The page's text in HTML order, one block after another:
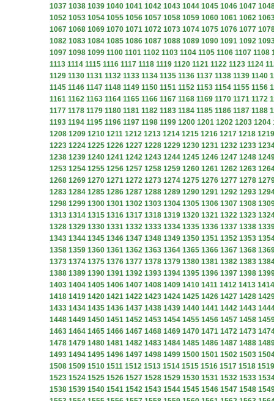
1037 1038 1039 1040 1041 1042 1043 1044 1045 1046 1047
1052 1053 1054 1055 1056 1057 1058 1059 1060 1061 1062
1067 1068 1069 1070 1071 1072 1073 1074 1075 1076 1077
1082 1083 1084 1085 1086 1087 1088 1089 1090 1091 1092
1097 1098 1099 1100 1101 1102 1103 1104 1105 1106 1107 1108
1113 1114 1115 1116 1117 1118 1119 1120 1121 1122 1123 1124
1129 1130 1131 1132 1133 1134 1135 1136 1137 1138 1139 1140
1145 1146 1147 1148 1149 1150 1151 1152 1153 1154 1155 1156
1161 1162 1163 1164 1165 1166 1167 1168 1169 1170 1171 1172
1177 1178 1179 1180 1181 1182 1183 1184 1185 1186 1187 1188
1193 1194 1195 1196 1197 1198 1199 1200 1201 1202 1203 1204
1208 1209 1210 1211 1212 1213 1214 1215 1216 1217 1218 1219
1223 1224 1225 1226 1227 1228 1229 1230 1231 1232 1233
1238 1239 1240 1241 1242 1243 1244 1245 1246 1247 1248
1253 1254 1255 1256 1257 1258 1259 1260 1261 1262 1263
1268 1269 1270 1271 1272 1273 1274 1275 1276 1277 1278
1283 1284 1285 1286 1287 1288 1289 1290 1291 1292 1293
1298 1299 1300 1301 1302 1303 1304 1305 1306 1307 1308
1313 1314 1315 1316 1317 1318 1319 1320 1321 1322 1323
1328 1329 1330 1331 1332 1333 1334 1335 1336 1337 1338
1343 1344 1345 1346 1347 1348 1349 1350 1351 1352 1353
1358 1359 1360 1361 1362 1363 1364 1365 1366 1367 1368
1373 1374 1375 1376 1377 1378 1379 1380 1381 1382 1383
1388 1389 1390 1391 1392 1393 1394 1395 1396 1397 1398
1403 1404 1405 1406 1407 1408 1409 1410 1411 1412 1413 1414
1418 1419 1420 1421 1422 1423 1424 1425 1426 1427 1428
1433 1434 1435 1436 1437 1438 1439 1440 1441 1442 1443
1448 1449 1450 1451 1452 1453 1454 1455 1456 1457 1458
1463 1464 1465 1466 1467 1468 1469 1470 1471 1472 1473
1478 1479 1480 1481 1482 1483 1484 1485 1486 1487 1488
1493 1494 1495 1496 1497 1498 1499 1500 1501 1502 1503
1508 1509 1510 1511 1512 1513 1514 1515 1516 1517 1518 1519
1523 1524 1525 1526 1527 1528 1529 1530 1531 1532 1533
1538 1539 1540 1541 1542 1543 1544 1545 1546 1547 1548